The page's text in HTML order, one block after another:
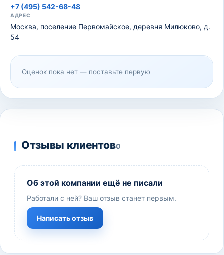
+7 (495) 542-68-48
АДРЕС
Москва, поселение Первомайское, деревня Милюково, д.
54
Оценок пока нет — поставьте первую
Отзывы клиентов0
Об этой компании ещё не писали
Работали с ней? Ваш отзыв станет первым.
Написать отзыв